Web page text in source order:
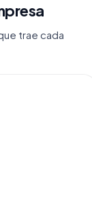
trae cada